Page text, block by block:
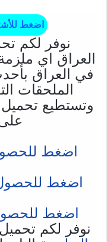
اضغط
نوفر لكم
العراق اي
في العراق
الملحقات
وتستطيع
اضغط
اضغط
اضغط
نوفر لكم